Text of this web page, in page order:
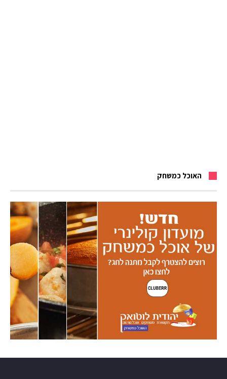
האוכל כמשחק